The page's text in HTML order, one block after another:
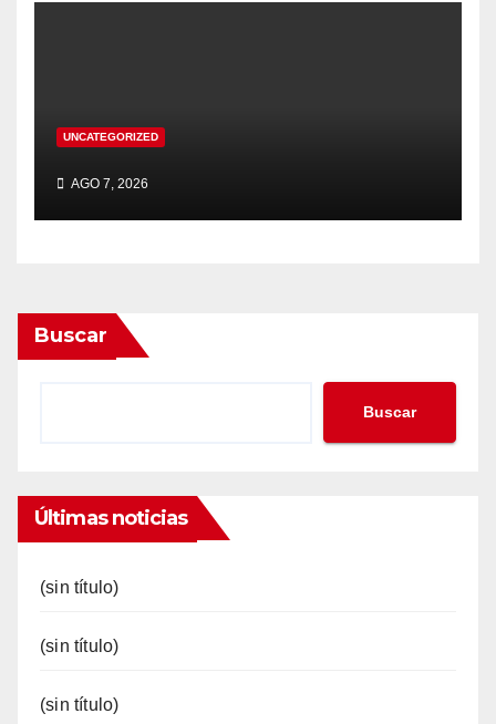
UNCATEGORIZED
AGO 7, 2026
Buscar
Buscar
Últimas noticias
(sin título)
(sin título)
(sin título)